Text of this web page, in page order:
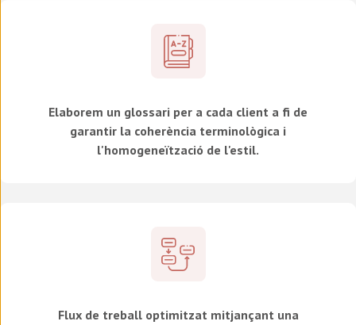
Elaborem un glossari per a cada client a fi de
garantir la coherència terminològica i
l'homogeneïtzació de l'estil.
Flux de treball optimitzat mitjançant una